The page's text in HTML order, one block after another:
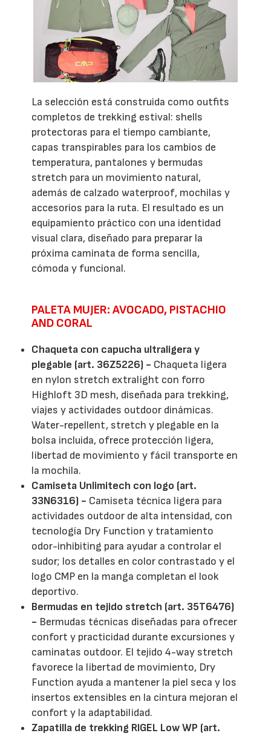
La selección está construida como outfits
completos de trekking estival: shells
protectoras para el tiempo cambiante,
capas transpirables para los cambios de
temperatura, pantalones y bermudas
stretch para un movimiento natural,
además de calzado waterproof, mochilas y
accesorios para la ruta. El resultado es un
equipamiento práctico con una identidad
visual clara, diseñado para preparar la
próxima caminata de forma sencilla,
cómoda y funcional.
PALETA MUJER: AVOCADO, PISTACHIO
AND CORAL
Chaqueta con capucha ultraligera y
plegable (art. 36Z5226) - Chaqueta ligera
en nylon stretch extralight con forro
Highloft 3D mesh, diseñada para trekking,
viajes y actividades outdoor dinámicas.
Water-repellent, stretch y plegable en la
bolsa incluida, ofrece protección ligera,
libertad de movimiento y fácil transporte en
la mochila.
Camiseta Unlimitech con logo (art.
33N6316) - Camiseta técnica ligera para
actividades outdoor de alta intensidad, con
tecnología Dry Function y tratamiento
odor-inhibiting para ayudar a controlar el
sudor; los detalles en color contrastado y el
logo CMP en la manga completan el look
deportivo.
Bermudas en tejido stretch (art. 35T6476)
- Bermudas técnicas diseñadas para ofrecer
confort y practicidad durante excursiones y
caminatas outdoor. El tejido 4-way stretch
favorece la libertad de movimiento, Dry
Function ayuda a mantener la piel seca y los
insertos extensibles en la cintura mejoran el
confort y la adaptabilidad.
Zapatilla de trekking RIGEL Low WP (art.